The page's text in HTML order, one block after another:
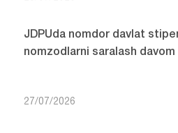
JDPUda nomdor davlat
nomzodlarni saralash
27/07/2026